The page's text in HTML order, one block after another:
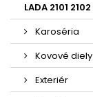
LADA 2101 2102
Karoséria
Kovové
Exteriér